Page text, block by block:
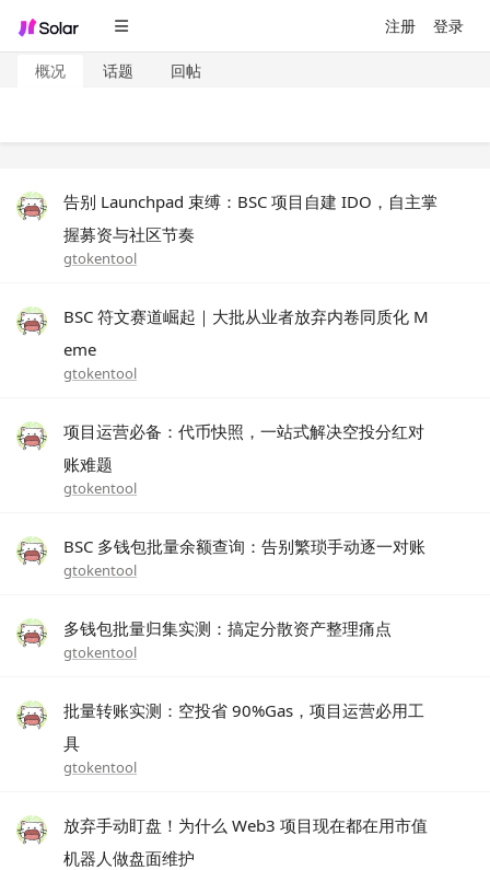
注册 登录
概况 话题 回帖
告别 Launchpad 束缚：BSC 项目自建 IDO，自主掌
握募资与社区节奏
gtokentool
BSC 符文赛道崛起｜大批从业者放弃内卷同质化 M
eme
gtokentool
项目运营必备：代币快照，一站式解决空投分红对
账难题
gtokentool
BSC 多钱包批量余额查询：告别繁琐手动逐一对账
gtokentool
多钱包批量归集实测：搞定分散资产整理痛点
gtokentool
批量转账实测：空投省 90%Gas，项目运营必用工
具
gtokentool
放弃手动盯盘！为什么 Web3 项目现在都在用市值
机器人做盘面维护